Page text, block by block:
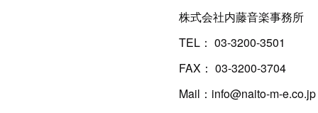
株式会社内藤音楽事務所
TEL： 03-3200-3501
FAX： 03-3200-3704
Mail：info@naito-m-e.co.jp